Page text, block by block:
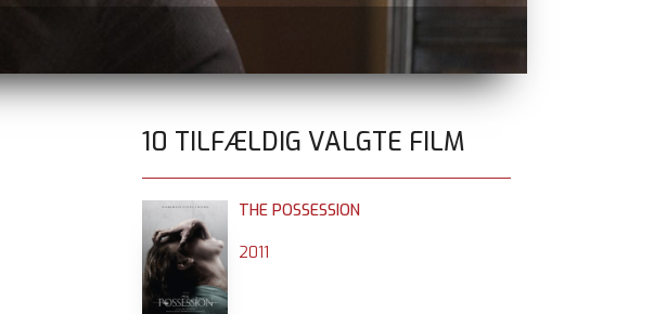
nu på Prime Video udover filmstriben.dk og dvd
10 TILFÆLDIG VALGTE FILM
THE POSSESSION
2011